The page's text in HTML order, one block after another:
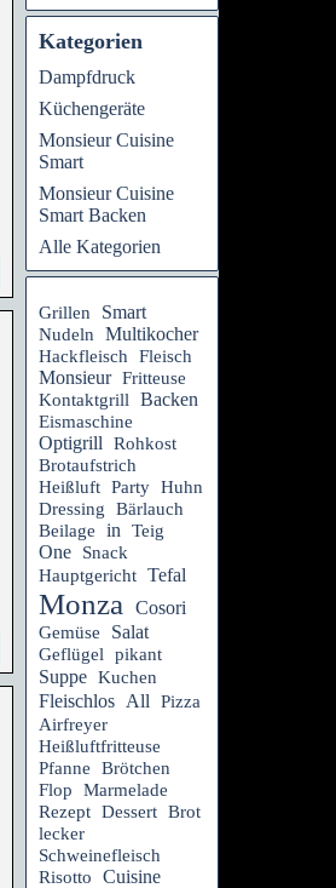
Kategorien
Dampfdruck
Küchengeräte
Monsieur Cuisine
Smart
Monsieur Cuisine
Smart Backen
Alle Kategorien
Grillen Smart
Nudeln Multikocher
Hackfleisch Fleisch
Monsieur Fritteuse
Kontaktgrill
Backen
Eismaschine
Optigrill
Rohkost
Brotaufstrich
Heißluft Party Huhn
Dressing
Bärlauch
Beilage
in Teig
One Snack
Hauptgericht Tefal
Monza Cosori
Gemüse Salat
Geflügel pikant
Suppe Kuchen
Fleischlos All
Pizza
Airfreyer
Heißluftfritteuse
Pfanne
Brötchen
Flop
Marmelade
Rezept Dessert Brot
lecker
Schweinefleisch
Risotto
Cuisine